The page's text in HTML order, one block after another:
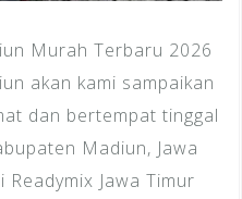
Murah Terbaru 2026
akan kami sampaikan
dan bertempat tinggal
Madiun, Jawa
Jawa Timur